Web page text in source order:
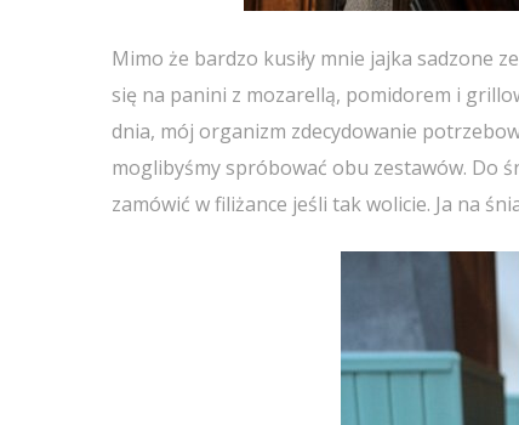
Mimo że bardzo kusiły mnie jajka sadzone
się na panini z mozarellą, pomidorem i
dnia, mój organizm zdecydowanie
moglibyśmy spróbować obu zestawów. Do
zamówić w filiżance jeśli tak wolicie. Ja na